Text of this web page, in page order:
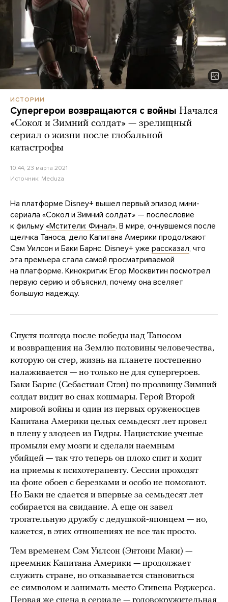
ИСТОРИИ
Супергерои возвращаются с войны Начался
«Сокол и Зимний солдат» — зрелищный
сериал о жизни после глобальной
катастрофы
10:44, 23 марта 2021
Источник: Meduza
На платформе Disney+ вышел первый эпизод мини-
сериала «Сокол и Зимний солдат» — послесловие
к фильму «Мстители: Финал». В мире, очнувшемся после
щелчка Таноса, дело Капитана Америки продолжают
Cэм Уилсон и Баки Барнс. Disney+ уже рассказал, что
эта премьера стала самой просматриваемой
на платформе. Кинокритик Егор Москвитин посмотрел
первую серию и объяснил, почему она вселяет
большую надежду.
Спустя полгода после победы над Таносом
и возвращения на Землю половины человечества,
которую он стер, жизнь на планете постепенно
налаживается — но только не для супергероев.
Баки Барнс (Себастиан Стэн) по прозвищу Зимний
солдат видит во снах кошмары. Герой Второй
мировой войны и один из первых оруженосцев
Капитана Америки целых семьдесят лет провел
в плену у злодеев из Гидры. Нацистские ученые
промыли ему мозги и сделали наемным
убийцей — так что теперь он плохо спит и ходит
на приемы к психотерапевту. Сессии проходят
на фоне обоев с березками и особо не помогают.
Но Баки не сдается и впервые за семьдесят лет
собирается на свидание. А еще он завел
трогательную дружбу с дедушкой-японцем — но,
кажется, в этих отношениях не все так просто.
Тем временем Сэм Уилсон (Энтони Маки) —
преемник Капитана Америки — продолжает
служить стране, но отказывается становиться
ее символом и занимать место Стивена Роджерса.